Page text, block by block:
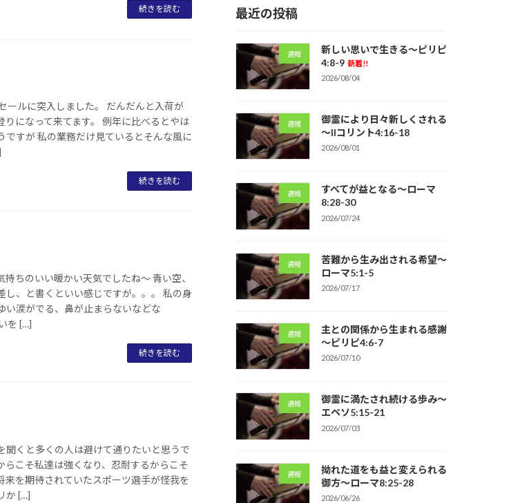
続きを読む
ールに突入しました。 だんだんと入荷が
になって来てます。 例年に比べるとやは
ですが 私の業務だけ見ているとそんな風に
続きを読む
ちのいい暖かい天気でしたね～ 青い空、
し、と書くといい感じですが。。。 私の身
い涙がでる、鼻が止まらないなどな
を […]
続きを読む
聞くと多くの人は避けて通りたいと思うで
らこそ私達は強くなり、忍耐するからこそ
来を期待されていたスポーツ選手が怪我を
か […]
最近の投稿
週報
新しい思いで生きる～ピリピ
4:8-9 新着!!
2026/08/04
週報
御霊により日々新しくされる
～IIコリント4:16-18
2026/08/01
週報
すべてが益となる～ローマ
8:28-30
2026/07/24
週報
苦難から生み出される希望～
ローマ5:1-5
2026/07/17
週報
主との関係から生まれる感謝
～ピリピ4:6-7
2026/07/10
週報
御霊に満たされ続ける歩み～
エペソ5:15-21
2026/07/03
週報
拗れた道をも益と変えられる
御方～ローマ8:25-28
2026/06/26